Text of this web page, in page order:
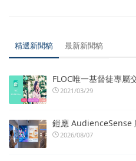
精選新聞稿 最新新聞稿
FLOC唯一基督徒專屬
2021/03/29
鎧應 AudienceSense
2026/08/07